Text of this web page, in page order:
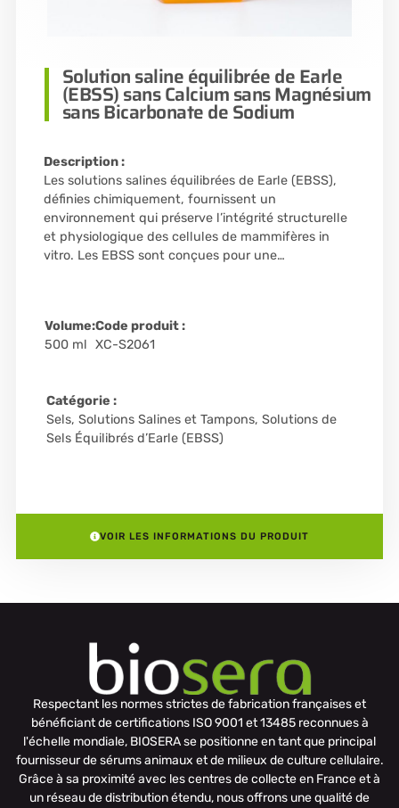
Solution saline équilibrée de Earle
(EBSS) sans Calcium sans Magnésium
sans Bicarbonate de Sodium
Description :
Les solutions salines équilibrées de Earle (EBSS),
définies chimiquement, fournissent un
environnement qui préserve l’intégrité structurelle
et physiologique des cellules de mammifères in
vitro. Les EBSS sont conçues pour une…
Volume:
500 ml
Code produit :
XC-S2061
Catégorie :
Sels, Solutions Salines et Tampons, Solutions de
Sels Équilibrés d’Earle (EBSS)
VOIR LES INFORMATIONS DU PRODUIT
Respectant les normes strictes de fabrication françaises et
bénéficiant de certifications ISO 9001 et 13485 reconnues à
l'échelle mondiale, BIOSERA se positionne en tant que principal
fournisseur de sérums animaux et de milieux de culture cellulaire.
Grâce à sa proximité avec les centres de collecte en France et à
un réseau de distribution étendu, nous offrons une qualité de